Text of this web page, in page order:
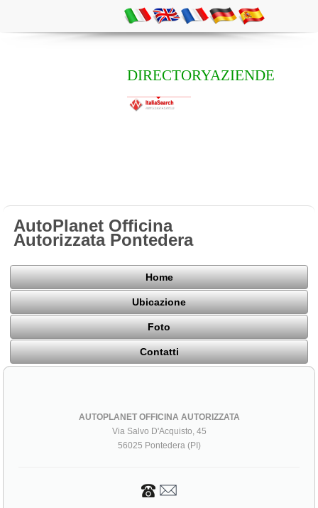
DIRECTORYAZIENDE
AutoPlanet Officina
Autorizzata Pontedera
Home
Ubicazione
Foto
Contatti
AUTOPLANET OFFICINA AUTORIZZATA
Via Salvo D'Acquisto, 45
56025 Pontedera (PI)